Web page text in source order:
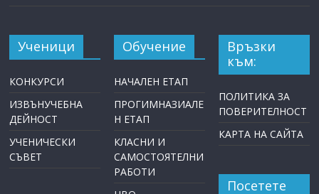
Ученици
КОНКУРСИ
ИЗВЪНУЧЕБНА
ДЕЙНОСТ
УЧЕНИЧЕСКИ
СЪВЕТ
Обучение
НАЧАЛЕН ЕТАП
ПРОГИМНАЗИАЛЕ
Н ЕТАП
КЛАСНИ И
САМОСТОЯТЕЛНИ
РАБОТИ
Връзки
към:
ПОЛИТИКА ЗА
ПОВЕРИТЕЛНОСТ
КАРТА НА САЙТА
Посетете